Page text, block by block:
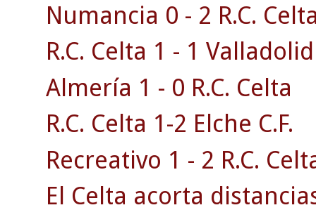
Numancia 0 - 2 R.C.
R.C. Celta 1 - 1
Almería 1 - 0 R.C. Celta
R.C. Celta 1-2 Elche C.F.
Recreativo 1 - 2 R.C.
El Celta acorta